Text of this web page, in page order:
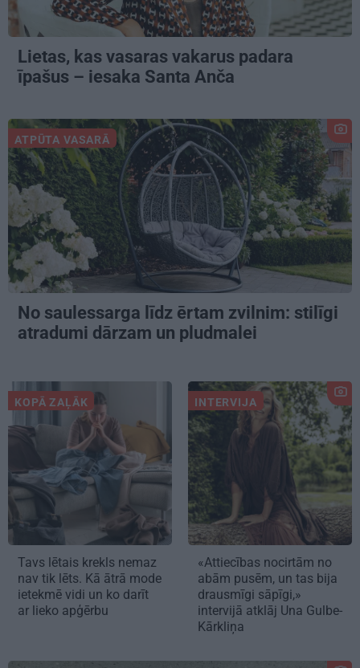
Lietas, kas vasaras vakarus padara
īpašus – iesaka Santa Anča
ATPŪTA VASARĀ
No saulessarga līdz ērtam zvilnim: stilīgi
atradumi dārzam un pludmalei
KOPĀ ZAĻĀK
Tavs lētais krekls nemaz
nav tik lēts. Kā ātrā mode
ietekmē vidi un ko darīt
ar lieko apģērbu
INTERVIJA
«Attiecības nocirtām no
abām pusēm, un tas bija
drausmīgi sāpīgi,»
intervijā atklāj Una Gulbe-
Kārkliņa